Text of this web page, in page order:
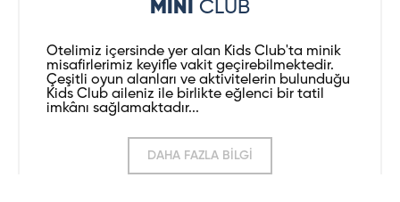
MINI CLUB
Otelimiz içersinde yer alan Kids Club'ta minik
misafirlerimiz keyifle vakit geçirebilmektedir.
Çeşitli oyun alanları ve aktivitelerin bulunduğu
Kids Club aileniz ile birlikte eğlenci bir tatil
imkânı sağlamaktadır...
DAHA FAZLA BİLGİ